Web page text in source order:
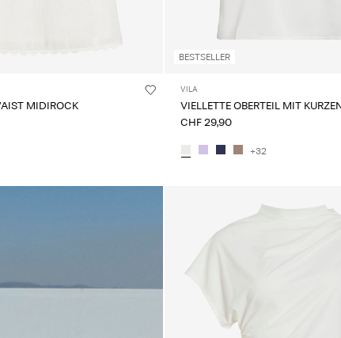
MIDIROCK
BESTSELLER
VILA
VIELLETTE OBERTEIL MIT
CHF 29,90
+32